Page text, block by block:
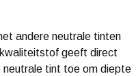
andere neutrale tinten
geeft direct
neutrale tint toe om diepte